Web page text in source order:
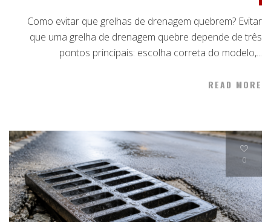
Como evitar que grelhas de drenagem quebrem? Evitar
que uma grelha de drenagem quebre depende de três
pontos principais: escolha correta do modelo,...
READ MORE
0